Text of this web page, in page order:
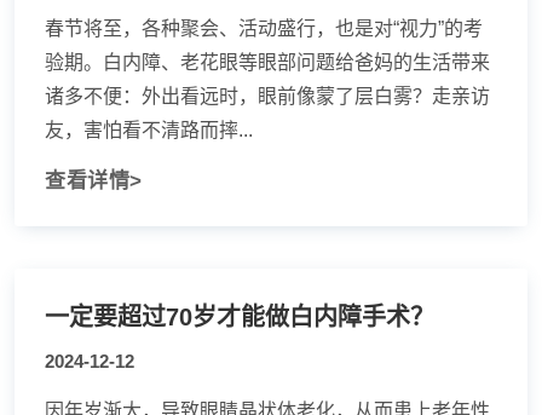
春节将至，各种聚会、活动盛行，也是对“视力”的考
验期。白内障、老花眼等眼部问题给爸妈的生活带来
诸多不便：外出看远时，眼前像蒙了层白雾？走亲访
友，害怕看不清路而摔...
查看详情>
一定要超过70岁才能做白内障手术？
2024-12-12
因年岁渐大，导致眼睛晶状体老化，从而患上老年性